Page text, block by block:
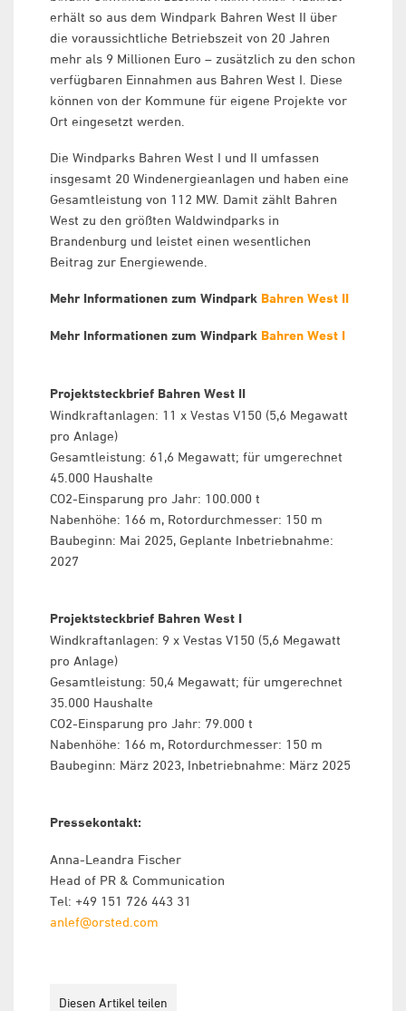
erhält so aus dem Windpark Bahren West II über
die voraussichtliche Betriebszeit von 20 Jahren
mehr als 9 Millionen Euro – zusätzlich zu den schon
verfügbaren Einnahmen aus Bahren West I. Diese
können von der Kommune für eigene Projekte vor
Ort eingesetzt werden.
Die Windparks Bahren West I und II umfassen
insgesamt 20 Windenergieanlagen und haben eine
Gesamtleistung von 112 MW. Damit zählt Bahren
West zu den größten Waldwindparks in
Brandenburg und leistet einen wesentlichen
Beitrag zur Energiewende.
Mehr Informationen zum Windpark Bahren West II
Mehr Informationen zum Windpark Bahren West I
Projektsteckbrief Bahren West II
Windkraftanlagen: 11 x Vestas V150 (5,6 Megawatt
pro Anlage)
Gesamtleistung: 61,6 Megawatt; für umgerechnet
45.000 Haushalte
CO2-Einsparung pro Jahr: 100.000 t
Nabenhöhe: 166 m, Rotordurchmesser: 150 m
Baubeginn: Mai 2025, Geplante Inbetriebnahme:
2027
Projektsteckbrief Bahren West I
Windkraftanlagen: 9 x Vestas V150 (5,6 Megawatt
pro Anlage)
Gesamtleistung: 50,4 Megawatt; für umgerechnet
35.000 Haushalte
CO2-Einsparung pro Jahr: 79.000 t
Nabenhöhe: 166 m, Rotordurchmesser: 150 m
Baubeginn: März 2023, Inbetriebnahme: März 2025
Pressekontakt:
Anna-Leandra Fischer
Head of PR & Communication
Tel: +49 151 726 443 31
anlef@orsted.com
Diesen Artikel teilen